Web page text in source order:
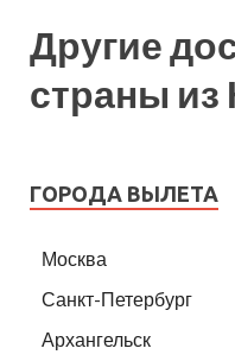
Другие
страны из
ГОРОДА ВЫЛЕТА
Москва
Санкт-Петербург
Архангельск